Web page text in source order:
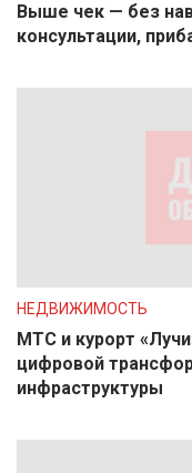
Выше чек — без
консультации,
НЕДВИЖИМОСТЬ
МТС и курорт
цифровой
инфраструктуры